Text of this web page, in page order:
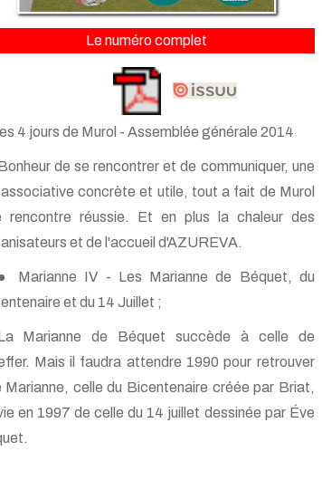
Le numéro complet
4 jours de Murol - Assemblée générale 2014
de se rencontrer et de communiquer, une
concrète et utile, tout a fait de Murol
rencontre réussie. Et en plus la chaleur des
et de l'accueil d'AZUREVA.
Marianne IV - Les Marianne de Béquet, du
et du 14 Juillet ;
Marianne de Béquet succède à celle de
Mais il faudra attendre 1990 pour retrouver
Marianne, celle du Bicentenaire créée par Briat,
en 1997 de celle du 14 juillet dessinée par Éve